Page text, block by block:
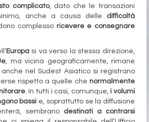
complicato, dato che le transazioni
anche a causa delle difficoltà
complesso ricevere e consegnare
Europasi va verso la stessa direzione,
, ma vicina geograficamente, rimane
anche nel Sudest Asiatico si registrano
rispetto a quelle che normalmente
. In tutti i casi, comunque, i volumi
bassi e, soprattutto se la diffusione
sembrano destinati a contrarsi